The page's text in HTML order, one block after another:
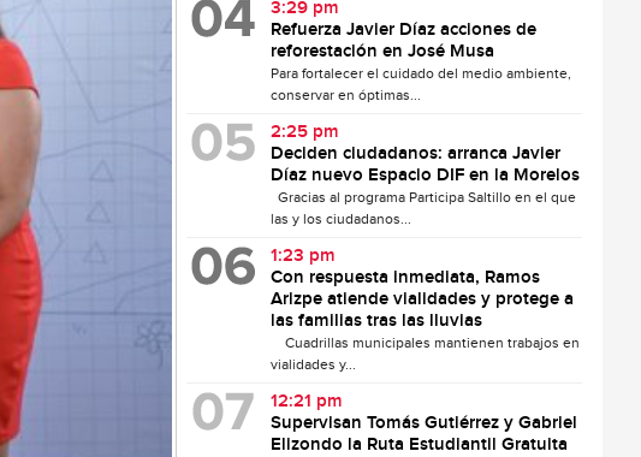
3:29 pm
Refuerza Javier Díaz acciones de
reforestación en José Musa
Para fortalecer el cuidado del medio ambiente,
conservar en óptimas...
2:25 pm
Deciden ciudadanos: arranca Javier
Díaz nuevo Espacio DIF en la Morelos
Gracias al programa Participa Saltillo en el que
las y los ciudadanos...
1:23 pm
Con respuesta inmediata, Ramos
Arizpe atiende vialidades y protege a
las familias tras las lluvias
Cuadrillas municipales mantienen trabajos en
vialidades y...
12:21 pm
Supervisan Tomás Gutiérrez y Gabriel
Elizondo la Ruta Estudiantil Gratuita